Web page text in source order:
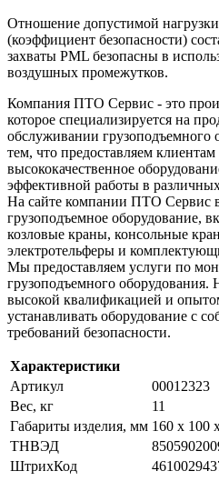
Отношение допустимой
(коэффициент безопасности)
захваты PML безопасны в
воздушных промежутков.
Компания ПТО Сервис - это
которое специализируется на
обслуживании
тем, что предоставляем
высококачественное
эффективной работы в
На сайте компании ПТО Сервис
грузоподъемное оборудование,
козловые краны, консольные
электротельферы и
Мы предоставляем услуги по
грузоподъемного
высокой квалификацией и
устанавливать оборудование с
требований безопасности.
Характеристики
Артикул
00012323
Вес, кг
11
Габариты изделия, мм 160 x 100
ТНВЭД
ШтрихКод